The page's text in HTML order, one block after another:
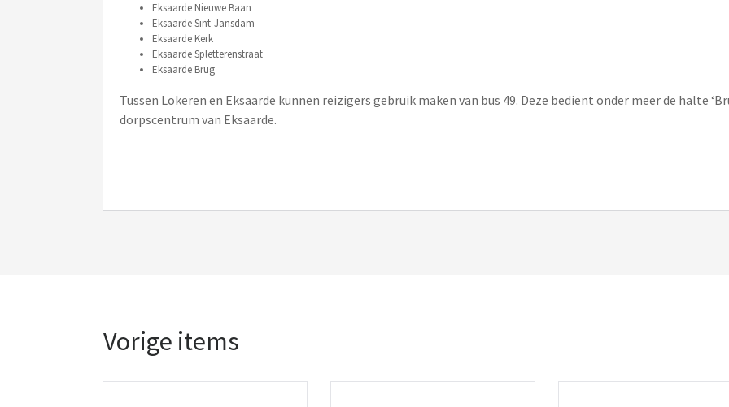
Eksaarde Nieuwe Baan
Eksaarde Sint-Jansdam
Eksaarde Kerk
Eksaarde Spletterenstraat
Eksaarde Brug
Tussen Lokeren en Eksaarde kunnen reizigers gebruik maken van bus 49. Deze bedient onder meer de halte
dorpscentrum van Eksaarde.
Vorige items